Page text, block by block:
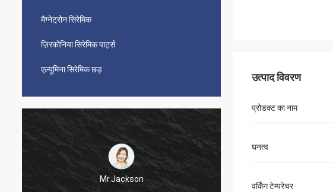
मैग्नेट्रोन सिरेमिक
ज़िरकोनिया सिरेमिक पार्ट्स
एल्यूमिना सिरेमिक छड़
Mr.Jackson
उत्पाद विवरण
प्रोडक्ट का नाम
घनत्व
वर्किंग टेम्परेचर